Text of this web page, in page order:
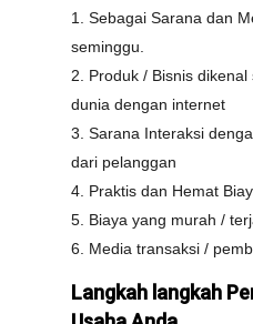
1. Sebagai Sarana dan
seminggu.
2. Produk / Bisnis
dunia dengan internet
3. Sarana Interaksi
dari pelanggan
4. Praktis dan Hemat
5. Biaya yang murah /
6. Media transaksi /
Langkah langkah